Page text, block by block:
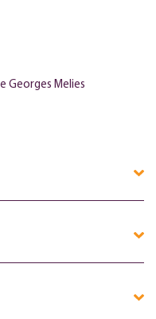
Georges Melies